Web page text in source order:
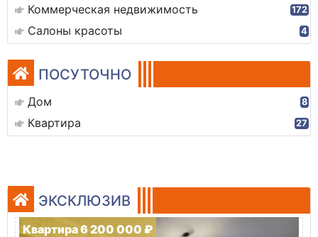
Коммерческая недвижимость 172
Салоны красоты 4
ПОСУТОЧНО
Дом 8
Квартира 27
ЭКСКЛЮЗИВ
Квартира 6 200 000 ₽